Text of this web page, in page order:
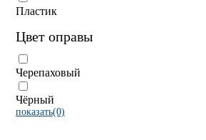
Пластик
Цвет оправы
Черепаховый
Чёрный
показать(0)